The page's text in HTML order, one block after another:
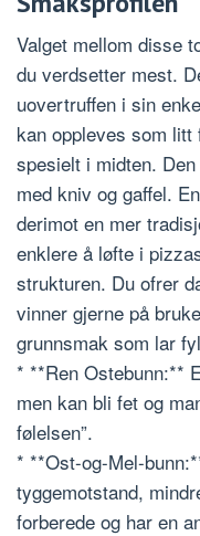
Valget mellom disse
du verdsetter mest.
uovertruffen i sin
kan oppleves som
spesielt i midten.
med kniv og gaffel.
derimot en mer
enklere å løfte i
strukturen. Du ofrer
vinner gjerne på
grunnsmak som lar
* **Ren Ostebunn:**
men kan bli fet og
følelsen”.
* **Ost-og-Mel-
tyggemotstand,
forberede og har en